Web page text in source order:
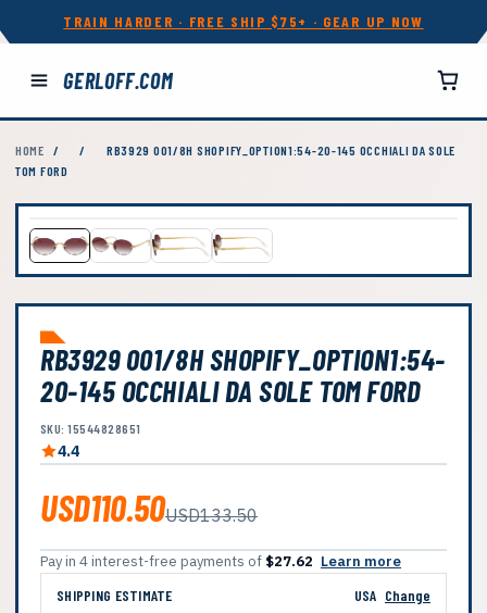
TRAIN HARDER · FREE SHIP $75+ · GEAR UP NOW
GERLOFF.COM
HOME / /
RB3929 001/8H SHOPIFY_OPTION1:54-20-145 OCCHIALI DA SOLE
TOM FORD
RB3929 001/8H SHOPIFY_OPTION1:54-
20-145 OCCHIALI DA SOLE TOM FORD
SKU: 15544828651
4.4
USD110.50USD133.50
Pay in 4 interest-free payments of $27.62 Learn more
SHIPPING ESTIMATE
USA Change